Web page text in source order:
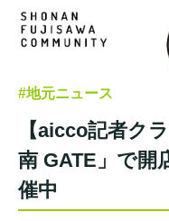
#地元ニュース
【aicco記者ク
南 GATE」で開
催中